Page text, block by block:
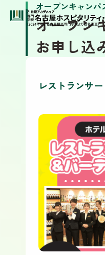
オープンキャン
オープン
お申し込
レストランサ